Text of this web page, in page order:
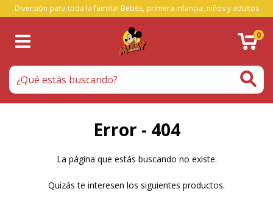
Diversión para toda la familia! Bebés, primera infancia, niños y adultos
0
Error - 404
La página que estás buscando no existe.
Quizás te interesen los siguientes productos.